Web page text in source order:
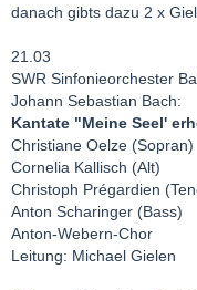
danach gibts dazu 2 x
21.03
SWR Sinfonieorchester
Johann Sebastian Bach:
Kantate "Meine Seel'
Christiane Oelze (Sopran)
Cornelia Kallisch (Alt)
Christoph Prégardien
Anton Scharinger (Bass)
Anton-Webern-Chor
Leitung: Michael Gielen